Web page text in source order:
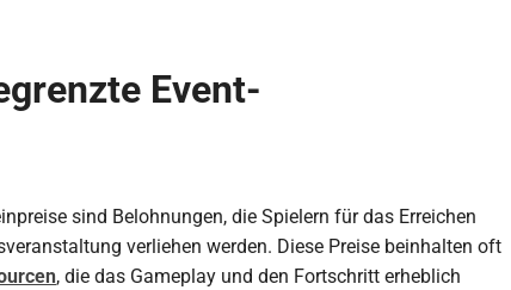
Event-
sind Belohnungen, die Spielern für das Erreichen
verliehen werden. Diese Preise beinhalten oft
, die das Gameplay und den Fortschritt erheblich